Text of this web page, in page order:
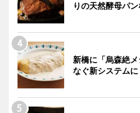
りの天然酵母パ
新橋に「烏森絶
なぐ新システムに